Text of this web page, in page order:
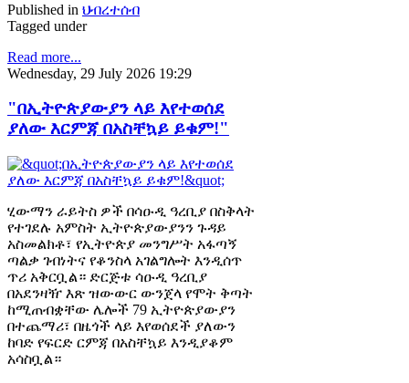
Published in ህብረተሰብ
Tagged under
Read more...
Wednesday, 29 July 2026 19:29
"በኢትዮጵያውያን ላይ እየተወሰደ
ያለው እርምጃ በአስቸኳይ ይቁም!"
ሂውማን ራይትስ ዎች በሳዑዲ ዓረቢያ በስቅላት
የተገደሉ አምስት ኢትዮጵያውያንን ጉዳይ
አስመልክቶ፣ የኢትዮጵያ መንግሥት አፋጣኝ
ጣልቃ ገብነትና የቆንስላ አገልግሎት እንዲሰጥ
ጥሪ አቅርቧል። ድርጅቱ ሳዑዲ ዓረቢያ
በአደንዛዥ እጽ ዝውውር ውንጀላ የሞት ቅጣት
ከሚጠብቋቸው ሌሎች 79 ኢትዮጵያውያን
በተጨማሪ፣ በዜጎች ላይ እየወሰደች ያለውን
ከባድ የፍርድ ርምጃ በአስቸኳይ እንዲያቆም
አሳስቧል።